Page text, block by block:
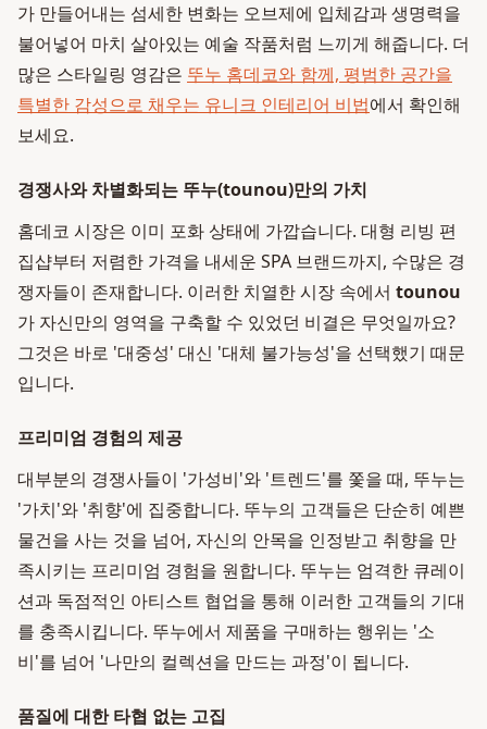
가 만들어내는 섬세한 변화는 오브제에 입체감과 생명력을
불어넣어 마치 살아있는 예술 작품처럼 느끼게 해줍니다. 더
많은 스타일링 영감은 뚜누 홈데코와 함께, 평범한 공간을
특별한 감성으로 채우는 유니크 인테리어 비법에서 확인해
보세요.
경쟁사와 차별화되는 뚜누(tounou)만의 가치
홈데코 시장은 이미 포화 상태에 가깝습니다. 대형 리빙 편
집샵부터 저렴한 가격을 내세운 SPA 브랜드까지, 수많은 경
쟁자들이 존재합니다. 이러한 치열한 시장 속에서 tounou
가 자신만의 영역을 구축할 수 있었던 비결은 무엇일까요?
그것은 바로 '대중성' 대신 '대체 불가능성'을 선택했기 때문
입니다.
프리미엄 경험의 제공
대부분의 경쟁사들이 '가성비'와 '트렌드'를 쫓을 때, 뚜누는
'가치'와 '취향'에 집중합니다. 뚜누의 고객들은 단순히 예쁜
물건을 사는 것을 넘어, 자신의 안목을 인정받고 취향을 만
족시키는 프리미엄 경험을 원합니다. 뚜누는 엄격한 큐레이
션과 독점적인 아티스트 협업을 통해 이러한 고객들의 기대
를 충족시킵니다. 뚜누에서 제품을 구매하는 행위는 '소
비'를 넘어 '나만의 컬렉션을 만드는 과정'이 됩니다.
품질에 대한 타협 없는 고집